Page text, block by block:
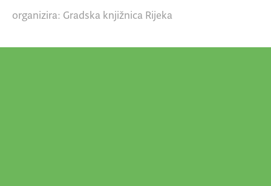
organizira: Gradska knjižnica Rijeka